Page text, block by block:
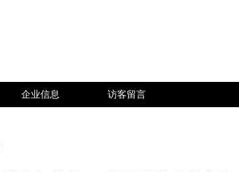
企业信息 访客留言